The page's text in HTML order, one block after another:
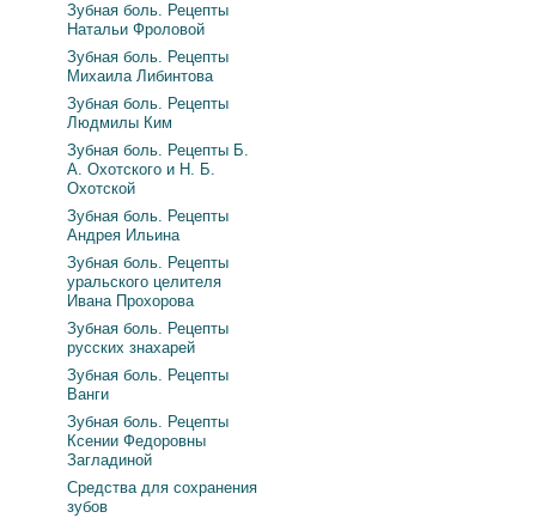
Зубная боль. Рецепты
Натальи Фроловой
Зубная боль. Рецепты
Михаила Либинтова
Зубная боль. Рецепты
Людмилы Ким
Зубная боль. Рецепты Б.
А. Охотского и Н. Б.
Охотской
Зубная боль. Рецепты
Андрея Ильина
Зубная боль. Рецепты
уральского целителя
Ивана Прохорова
Зубная боль. Рецепты
русских знахарей
Зубная боль. Рецепты
Ванги
Зубная боль. Рецепты
Ксении Федоровны
Загладиной
Средства для сохранения
зубов